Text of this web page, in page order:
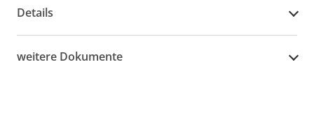
Details
weitere Dokumente